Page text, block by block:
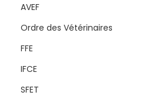
AVEF
Ordre des Vétérinaires
FFE
IFCE
SFET